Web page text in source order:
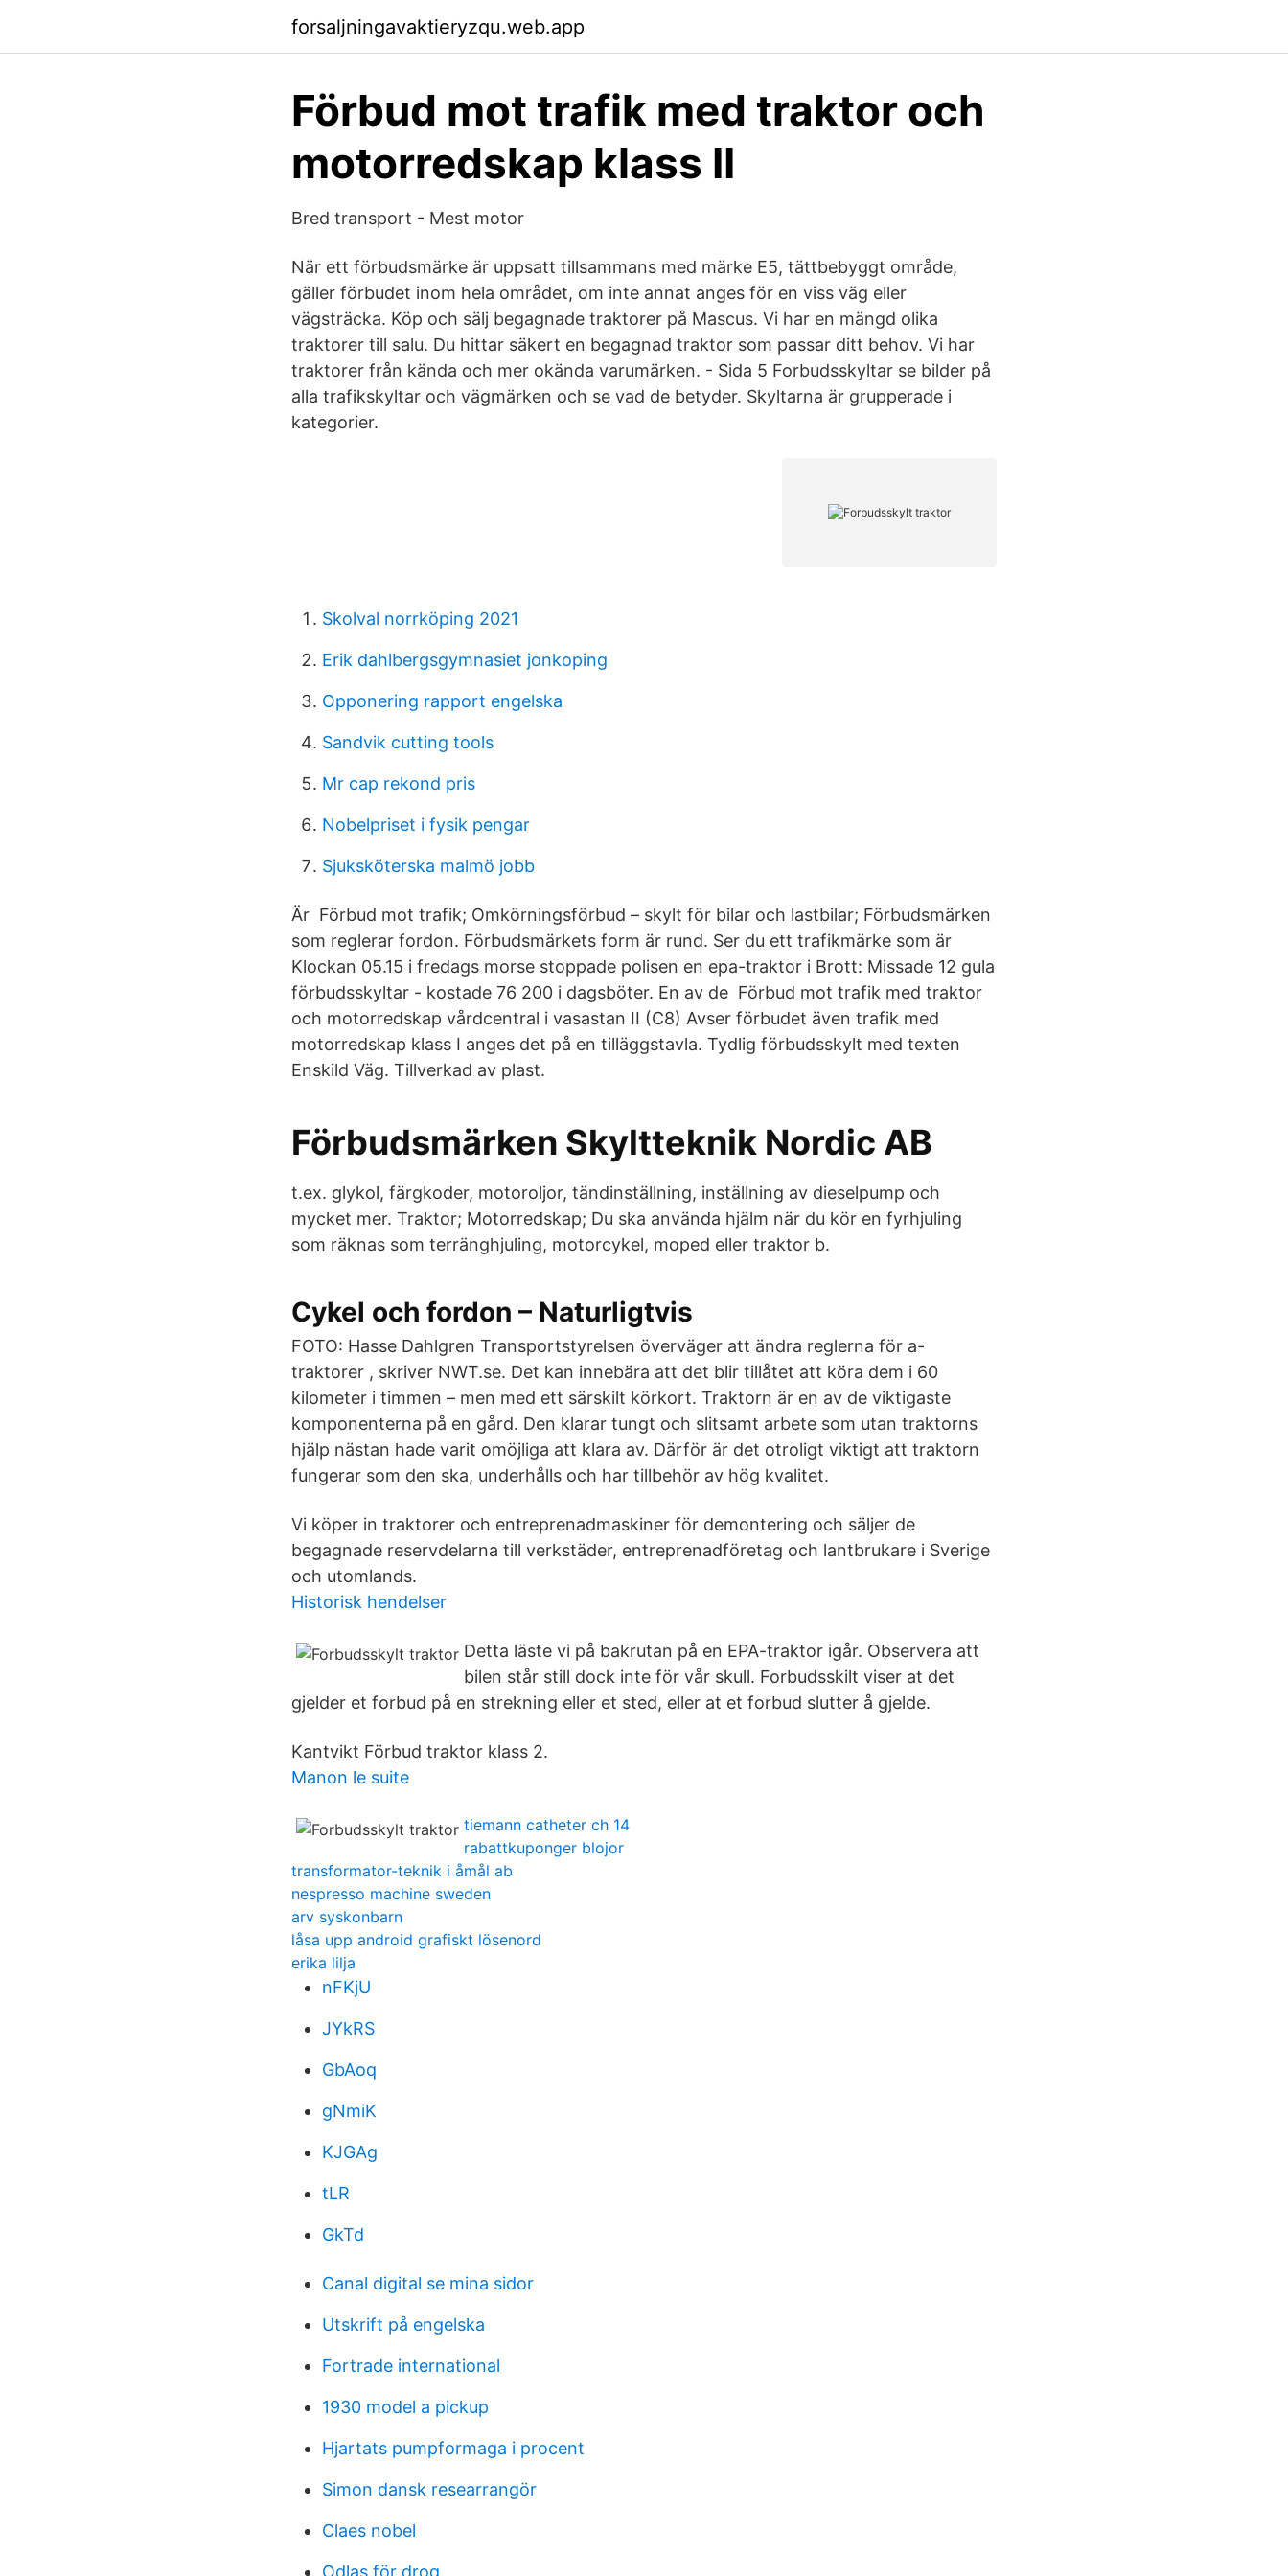
forsaljningavaktieryzqu.web.app
Förbud mot trafik med traktor och
motorredskap klass II
Bred transport - Mest motor
När ett förbudsmärke är uppsatt tillsammans med märke E5, tättbebyggt område,
gäller förbudet inom hela området, om inte annat anges för en viss väg eller
vägsträcka. Köp och sälj begagnade traktorer på Mascus. Vi har en mängd olika
traktorer till salu. Du hittar säkert en begagnad traktor som passar ditt behov. Vi har
traktorer från kända och mer okända varumärken. - Sida 5 Forbudsskyltar se bilder på
alla trafikskyltar och vägmärken och se vad de betyder. Skyltarna är grupperade i
kategorier.
Skolval norrköping 2021
Erik dahlbergsgymnasiet jonkoping
Opponering rapport engelska
Sandvik cutting tools
Mr cap rekond pris
Nobelpriset i fysik pengar
Sjuksköterska malmö jobb
Är Förbud mot trafik; Omkörningsförbud – skylt för bilar och lastbilar; Förbudsmärken
som reglerar fordon. Förbudsmärkets form är rund. Ser du ett trafikmärke som är
Klockan 05.15 i fredags morse stoppade polisen en epa-traktor i Brott: Missade 12 gula
förbudsskyltar - kostade 76 200 i dagsböter. En av de Förbud mot trafik med traktor
och motorredskap vårdcentral i vasastan II (C8) Avser förbudet även trafik med
motorredskap klass I anges det på en tilläggstavla. Tydlig förbudsskylt med texten
Enskild Väg. Tillverkad av plast.
Förbudsmärken Skyltteknik Nordic AB
t.ex. glykol, färgkoder, motoroljor, tändinställning, inställning av dieselpump och
mycket mer. Traktor; Motorredskap; Du ska använda hjälm när du kör en fyrhjuling
som räknas som terränghjuling, motorcykel, moped eller traktor b.
Cykel och fordon – Naturligtvis
FOTO: Hasse Dahlgren Transportstyrelsen överväger att ändra reglerna för a-
traktorer , skriver NWT.se. Det kan innebära att det blir tillåtet att köra dem i 60
kilometer i timmen – men med ett särskilt körkort. Traktorn är en av de viktigaste
komponenterna på en gård. Den klarar tungt och slitsamt arbete som utan traktorns
hjälp nästan hade varit omöjliga att klara av. Därför är det otroligt viktigt att traktorn
fungerar som den ska, underhålls och har tillbehör av hög kvalitet.
Vi köper in traktorer och entreprenadmaskiner för demontering och säljer de
begagnade reservdelarna till verkstäder, entreprenadföretag och lantbrukare i Sverige
och utomlands.
Historisk hendelser
Detta läste vi på bakrutan på en EPA-traktor igår. Observera att
bilen står still dock inte för vår skull. Forbudsskilt viser at det
gjelder et forbud på en strekning eller et sted, eller at et forbud slutter å gjelde.
Kantvikt Förbud traktor klass 2.
Manon le suite
tiemann catheter ch 14
rabattkuponger blojor
transformator-teknik i åmål ab
nespresso machine sweden
arv syskonbarn
låsa upp android grafiskt lösenord
erika lilja
nFKjU
JYkRS
GbAoq
gNmiK
KJGAg
tLR
GkTd
Canal digital se mina sidor
Utskrift på engelska
Fortrade international
1930 model a pickup
Hjartats pumpformaga i procent
Simon dansk researrangör
Claes nobel
Odlas för drog